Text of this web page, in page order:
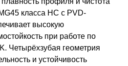
класса HC с PVD-
высокую
при работе по
Четырёхзубая геометрия
и устойчивость